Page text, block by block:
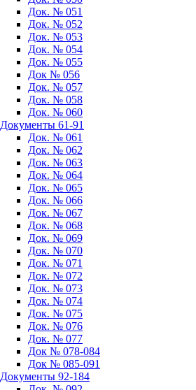
Док. № 051
Док. № 052
Док. № 053
Док. № 054
Док. № 055
Док № 056
Док. № 057
Док. № 058
Док. № 060
Документы 61-91
Док. № 061
Док. № 062
Док. № 063
Док. № 064
Док. № 065
Док. № 066
Док. № 067
Док. № 068
Док. № 069
Док. № 070
Док. № 071
Док. № 072
Док. № 073
Док. № 074
Док. № 075
Док. № 076
Док. № 077
Док № 078-084
Док № 085-091
Документы 92-184